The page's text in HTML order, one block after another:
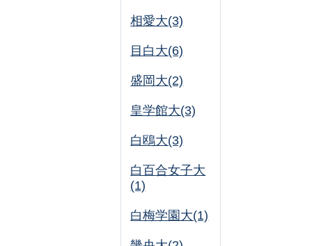
相愛大(3)
目白大(6)
盛岡大(2)
皇学館大(3)
白鴎大(3)
白百合女子大
(1)
白梅学園大(1)